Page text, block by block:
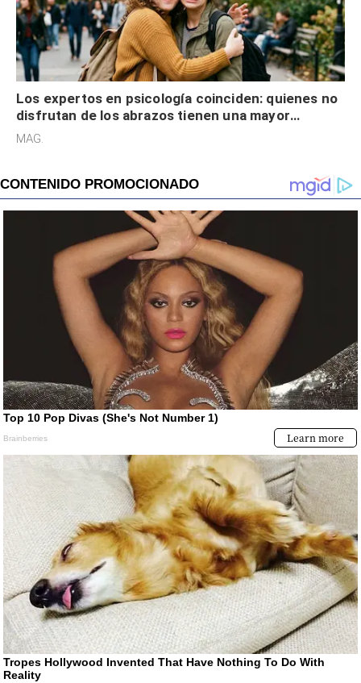
Los expertos en psicología coinciden: quienes no
disfrutan de los abrazos tienen una mayor
sensibilidad a los estímulos físicos y no es por
MAG.